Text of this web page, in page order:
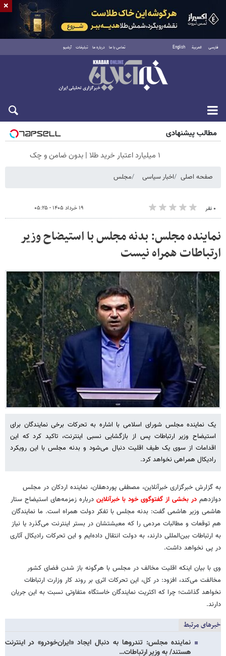
فارسی العربية English تماس با ما درباره ما تبلیغات آرشیو
جمعه ۱۶ مرداد ۱۴۰۵
مطالب پیشنهادی
۱ میلیارد اعتبار خرید طلا | بدون ضامن و چک
صفحه اصلی اخبار سیاسی مجلس
۰ نفر ۱۹ خرداد ۱۴۰۵ - ۰۵:۲۵
نماینده مجلس: بدنه مجلس با استیضاح وزیر
ارتباطات همراه نیست
یک نماینده مجلس شورای اسلامی با اشاره به تحرکات برخی نمایندگان برای
استیضاح وزیر ارتباطات پس از بازگشایی نسبی اینترنت، تاکید کرد که این
اقدامات از سوی یک طیف اقلیت دنبال می‌شود و بدنه مجلس با این رویکرد
رادیکال همراهی نخواهد کرد.
به گزارش خبرگزاری خبرآنلاین، مصطفی پوردهقان، نماینده اردکان در مجلس
دوازدهم در بخشی از گفت­وگوی خود با خبرآنلاین درباره زمزمه‌های استیضاح ستار
هاشمی وزیر هاشمی گفت: بدنه مجلس با تفکر دولت همراه است. ما نمایندگان
هم توقعات و مطالبات مردمی را که معیشتشان در بستر اینترنت می‌گذرد یا نیاز
به ارتباطات بین‌المللی دارند، به دولت انتقال داده‌ایم و این تحرکات رادیکال آثاری
در پی نخواهد داشت.
وی با بیان اینکه اقلیت مخالف در مجلس با هرگونه باز شدن فضای کشور
مخالفت می‌کند، افزود: در کل، این تحرکات اثری بر روند کار وزارت ارتباطات
نخواهد گذاشت؛ چرا که اکثریت نمایندگان خاستگاه متفاوتی نسبت به این جریان
دارند.
خبرهای مرتبط
نماینده مجلس: تندروها به دنبال ایجاد «ایران‌خودرو» در اینترنت
هستند/ به وزیر ارتباطات…
×